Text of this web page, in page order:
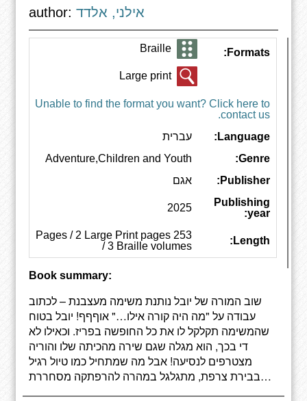
author:אילני, אלדד
Formats:
Large print
Unable to find the format you want? Click here to
contact us.
Language:
עברית
Genre:
Adventure,Children and Youth
Publisher:
אגם
Publishing
year:
2025
Length:
253 Pages / 2 Large Print pages
/ 3 Braille volumes
Book summary:
שוב המורה של יובל נותנת משימה מעצבנת – לכתוב
עבודה על "מה היה קורה אילו…" אוףףף! יובל בטוח
שהמשימה תקלקל לו את כל החופשה בפריז. וכאילו לא
די בכך, הוא מגלה שגם שירה מהכיתה שלו והוריה
מצטרפים לנסיעה! אבל מה שמתחיל כמו טיול רגיל
בבירת צרפת, מתגלגל במהרה להרפתקה מסחררת…